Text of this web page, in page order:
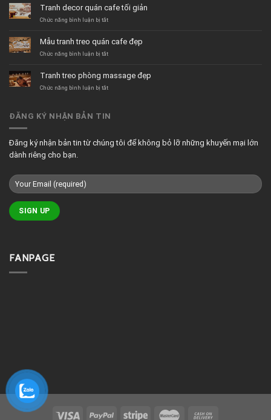
tường
quán
hiện
đại
Tranh decor quán cafe tối giản
Chức năng bình luận bị tắtở
quán
cafe
Mẫu tranh treo quán cafe đẹp
Chức năng bình luận bị tắtở
treo
quán
Tranh treo phòng massage đẹp
Chức năng bình luận bị tắtở
phòng
ĐĂNG KÝ NHẬN BẢN TIN
Đăng ký nhận bản tin từ chúng tôi để không bỏ lỡ những khuyến mại lớn
dành riêng cho bạn.
FANPAGE